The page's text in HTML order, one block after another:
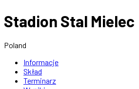
Stadion Stal Mielec
Poland
Informacje
Skład
Terminarz